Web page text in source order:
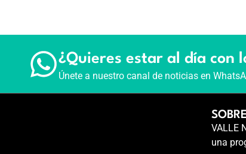
¿Quieres estar al día con
Únete a nuestro canal de noticias en
VALLE
una